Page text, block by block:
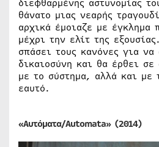
διεφθαρμένης αστυνομίας
θάνατο μιας νεαρής
αρχικά έμοιαζε με έγκλημα
μέχρι την ελίτ της
σπάσει τους κανόνες για να
δικαιοσύνη και θα έρθει
με το σύστημα, αλλά και με
εαυτό.
«Αυτόματα/Automata» (2014)